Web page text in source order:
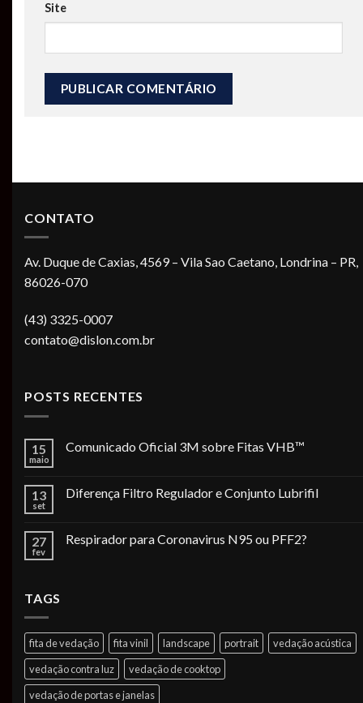
Site
CONTATO
Av. Duque de Caxias, 4569 – Vila Sao Caetano, Londrina – PR,
86026-070
(43) 3325-0007
contato@dislon.com.br
POSTS RECENTES
15
maio
Comunicado Oficial 3M sobre Fitas VHB™
13
set
Diferença Filtro Regulador e Conjunto Lubrifil
27
fev
Respirador para Coronavirus N95 ou PFF2?
TAGS
fita de vedação fita vinil landscape portrait
vedação acústica
vedação contra luz
vedação de cooktop
vedação de portas e janelas